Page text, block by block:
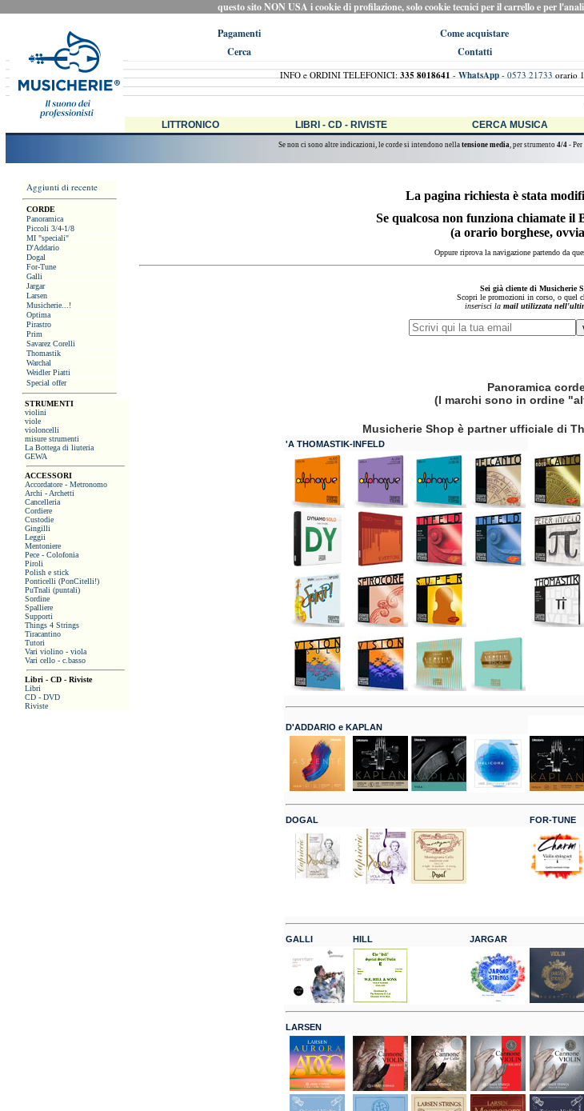
questo sito NON USA i cookie di profilazione, solo cookie tecnici per il carrello e per
Pagamenti
Come acquistare
Cerca
Contatti
INFO e ORDINI TELEFONICI:335 8018641-WhatsApp-0573 21733orario
LITTRONICO LIBRI - CD - RIVISTE CERCA MUSICA
Se non ci sono altre indicazioni, le corde si intendono nella tensione media, per strumento 4/4 -
Aggiunti di recente
CORDE
Panoramica
Piccoli 3/4-1/8
MI "speciali"
D'Addario
Dogal
For-Tune
Galli
Jargar
Larsen
Musicherie...!
Optima
Pirastro
Prim
Savarez Corelli
Thomastik
Warchal
Weidler Piatti
Special offer
STRUMENTI
violini
viole
violoncelli
misure strumenti
La Bottega di liuteria
GEWA
ACCESSORI
Accordatore - Metronomo
Archi - Archetti
Cancelleria
Cordiere
Custodie
Gingilli
Leggii
Mentoniere
Pece - Colofonia
Piroli
Polish e stick
Ponticelli (PonCitelli!)
PuTnali (puntali)
Sordine
Spalliere
Supporti
Things 4 Strings
Tiracantino
Tutori
Vari violino - viola
Vari cello - c.basso
Libri - CD - Riviste
Libri
CD - DVD
Riviste
La pagina richiesta è stata
Se qualcosa non funziona chiamate il
(a orario borghese,
Oppure riprova la navigazione partendo da
Sei già cliente di Musicherie
Scopri le promozioni in corso, o quel
inserisci la mail utilizzata
Panoramica
(I marchi sono in ordine
Musicherie Shop è partner ufficiale di
'A THOMASTIK-INFELD
D'ADDARIO e KAPLAN
DOGAL FOR-TUNE
GALLI HILL JARGAR
LARSEN